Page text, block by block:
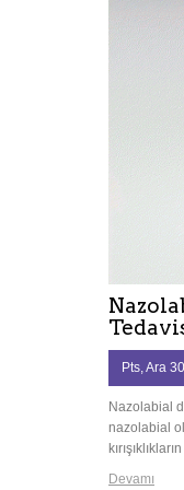
Pts, Ara 30
Nazolabial
nazolabial
Devamı